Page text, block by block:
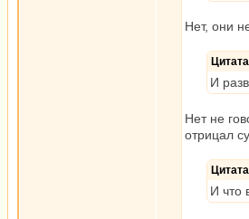
Нет, они
И
Нет не
отрицал
И что